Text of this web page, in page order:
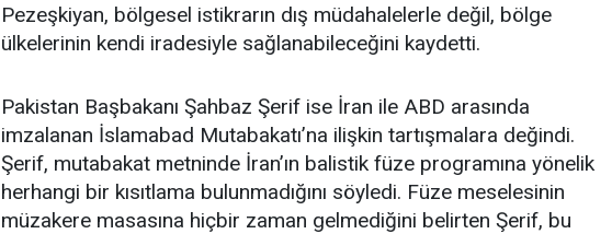
Pezeşkiyan, bölgesel istikrarın dış müdahalelerle değil, bölge
ülkelerinin kendi iradesiyle sağlanabileceğini kaydetti.
Pakistan Başbakanı Şahbaz Şerif ise İran ile ABD arasında
imzalanan İslamabad Mutabakatı’na ilişkin tartışmalara değindi.
Şerif, mutabakat metninde İran’ın balistik füze programına yönelik
herhangi bir kısıtlama bulunmadığını söyledi. Füze meselesinin
müzakere masasına hiçbir zaman gelmediğini belirten Şerif, bu